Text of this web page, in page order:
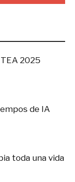
2025
de IA
toda una vida